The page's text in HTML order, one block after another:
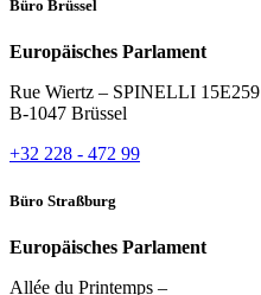
Büro Brüssel
Europäisches Parlament
Rue Wiertz – SPINELLI 15E259
B-1047 Brüssel
+32 228 - 472 99
Büro Straßburg
Europäisches Parlament
Allée du Printemps –